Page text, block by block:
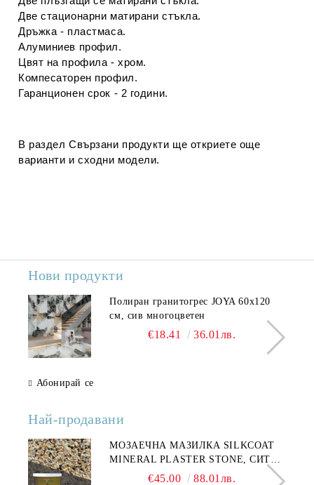
Две стационарни матирани стъкла.
Дръжка - пластмаса.
Алуминиев профил.
Цвят на профила - хром.
Компесаторен профил.
Гаранционен срок - 2 години.
В разделСвързани продукти ще откриете още
варианти и сходни модели.
Нови продукти
Полиран гранитогрес JOYA 60x120
см, сив многоцветен
€18.41 36.01лв.
Абонирай се
Най-продавани
МОЗАЕЧНА МАЗИЛКА SILKCOAT
MINERAL PLASTER STONE, СИТЕН
КАМЪК 406 25КГ
€45.00 88.01лв.